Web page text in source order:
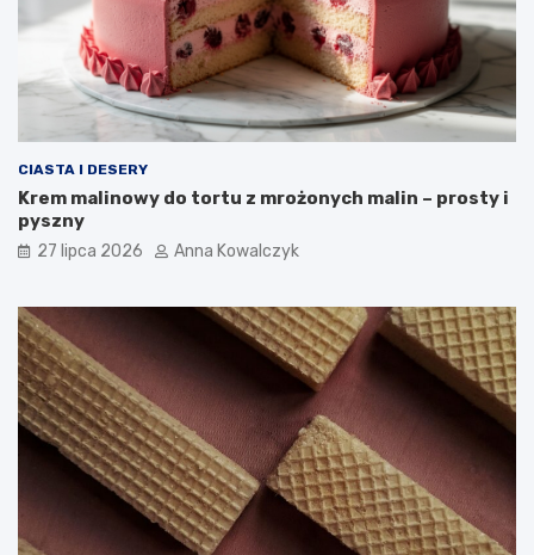
CIASTA I DESERY
Krem malinowy do tortu z mrożonych malin – prosty i
pyszny
27 lipca 2026 Anna Kowalczyk